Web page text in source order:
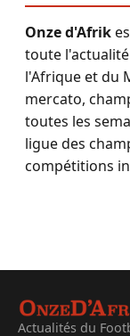
Onze d'Afrik
toute
l'Afrique et du
mercato,
toutes les
ligue des
compétitions
Actualités du